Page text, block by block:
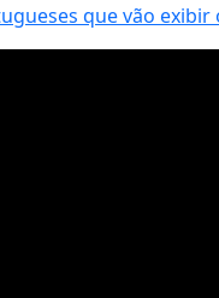
que vão exibir